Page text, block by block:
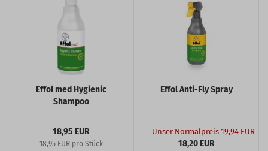
Effol med Hygienic
Shampoo
18,95 EUR
18,95 EUR pro Stück
Effol Anti-Fly Spray
Unser Normalpreis 19,94 EUR
18,20 EUR